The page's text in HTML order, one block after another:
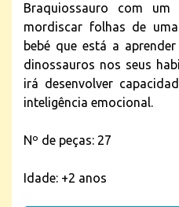
Braquiossauro com um
mordiscar folhas de
bebé que está a
dinossauros nos seus
irá desenvolver
inteligência emocional.
Nº de peças: 27
Idade: +2 anos